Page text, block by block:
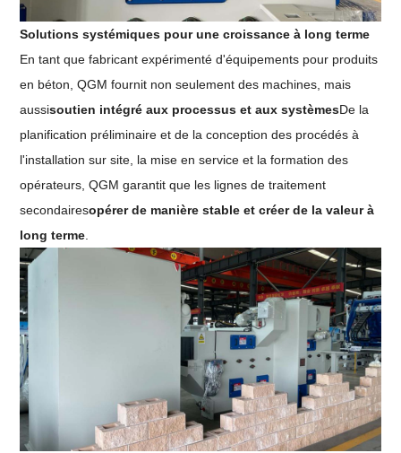
Solutions systémiques pour une croissance à long terme
En tant que fabricant expérimenté d'équipements pour produits
en béton, QGM fournit non seulement des machines, mais
aussisoutien intégré aux processus et aux systèmesDe la
planification préliminaire et de la conception des procédés à
l'installation sur site, la mise en service et la formation des
opérateurs, QGM garantit que les lignes de traitement
secondairesopérer de manière stable et créer de la valeur à
long terme